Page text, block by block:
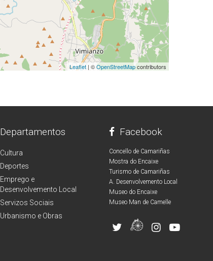
Leaflet | ©OpenStreetMapcontributors
Departamentos
Cultura
Deportes
Emprego e
Desenvolvemento Local
Servizos Sociais
Urbanismo e Obras
Facebook
Concello de Camariñas
Mostra do Encaixe
Turismo de Camariñas
A. Desenvolvemento Local
Museo do Encaixe
Museo Man de Camelle